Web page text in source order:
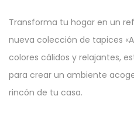
Transforma tu hogar en un
nueva colección de tapices
colores cálidos y relajantes,
para crear un ambiente
rincón de tu casa.